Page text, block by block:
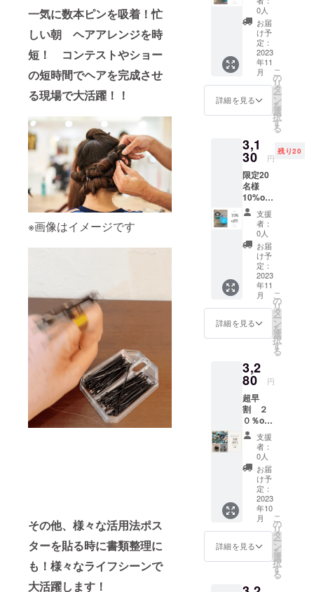
一気に数本ピンを吸着！忙
しい朝 ヘアアレンジを時
短！ コンテストやショー
の短時間でヘアを完成させ
る現場で大活躍！！
※画像はイメージです
その他、様々な活用法ポス
ターを貼る時に書類整理に
も！様々なライフシーンで
大活躍します！
ション教育
振興協会洋
裁技術検定
基礎級上級
取得
兵庫県洋裁
学校教員検
定委員会洋
得
＊福崎町商
工会 会員
【展示会参
2022年 9月
国際フロン
2023年8月
大阪ギフト
ショー 参加
外郵便
でお届
けしま
す。 ※
リング
のカ
ラーと
飾り用
の「待
釘１
本」を
お付け
するか
ご選択
下さい
「ring
」タイ
プB ×1
リング
ケース
3253円
（税込
送料
込）
→3110
込送料
込）の
特別価
格 定形
外郵便
でお届
けしま
す。 ※
リング
のカ
ラーと
飾り用
の「待
ち針１
本」や
「ミニ
釘１
ご選択
下さい
0人
お届
け予
定：
2023
年11
月
詳細を見る
こ
の
リ
タ
ー
ン
を
選
択
す
る
3,1
30 円
残り20
限定20
名様
10%off!
音琴
otokoto
「ring
」タイ
プA ×1
リング
ケース
3451円
（税込
送料
込）
→3130
込送料
込）の
特別価
格 定形
外郵便
でお届
けしま
す。 ※
リング
のカ
ラーと
飾り用
の「待
ち針１
本」や
「ミニ
釘１
支援
者：
0人
お届
け予
定：
2023
年11
月
詳細を見る
こ
の
リ
タ
ー
ン
を
選
択
す
る
3,2
80 円
超早
割 ２
０％off!
! 音琴
otokoto
「ring
」リバ
ティー
プリン
トシ
リーズ
タイプA
×1 リン
グケー
ス×1*
4050円
送料
支援
者：
0人
お届
け予
定：
2023
年10
月
詳細を見る
こ
の
リ
タ
ー
ン
を
選
択
す
る